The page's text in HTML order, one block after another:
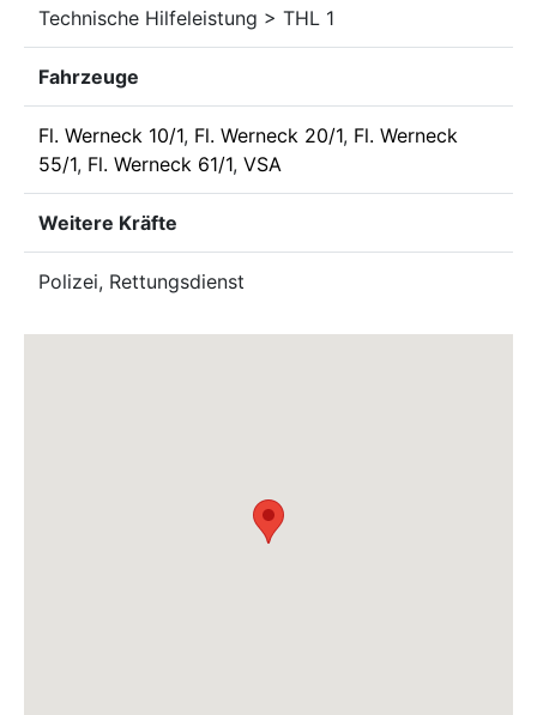
Technische Hilfeleistung > THL 1
Fahrzeuge
Fl. Werneck 10/1, Fl. Werneck 20/1, Fl. Werneck
55/1, Fl. Werneck 61/1, VSA
Weitere Kräfte
Polizei, Rettungsdienst